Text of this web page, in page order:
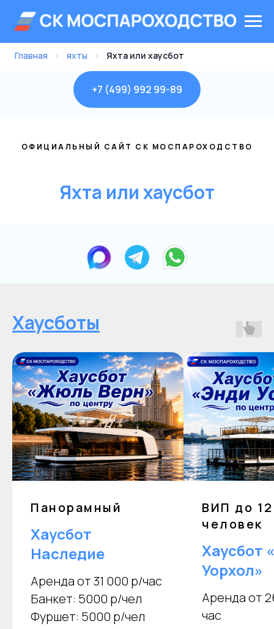
Главная › яхты › Яхта или хаусбот
+7 (499) 992 99-89
ОФИЦИАЛЬНЫЙ САЙТ СК МОСПАРОХОДСТВО
Яхта или хаусбот
Хаусботы
Панорамный
Хаусбот
Наследие
Аренда от 31 000 р/час
Банкет: 5000 р/чел
Фуршет: 5000 р/чел
ВИП до 12
человек
Хаусбот
Уорхол»
Аренда от
час